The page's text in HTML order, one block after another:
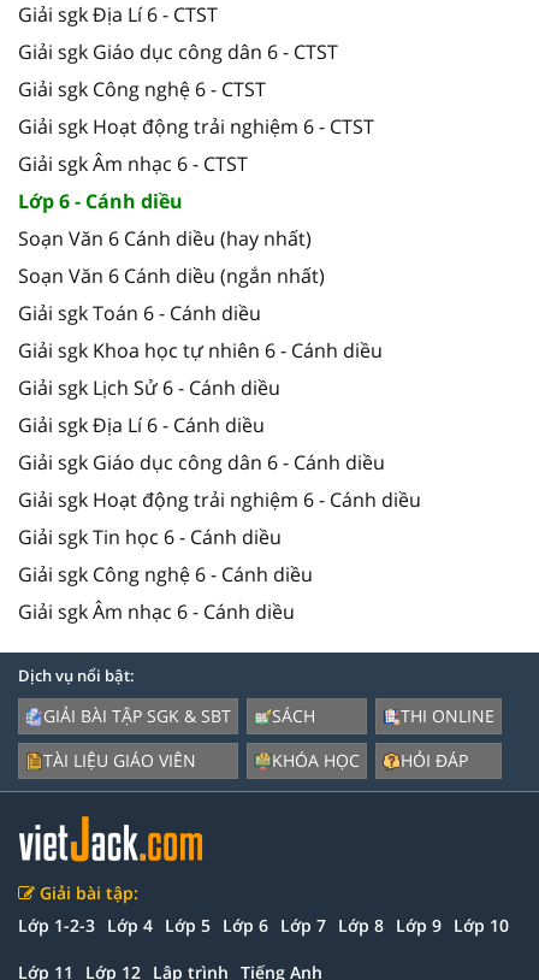
Giải sgk Địa Lí 6 - CTST
Giải sgk Giáo dục công dân 6 - CTST
Giải sgk Công nghệ 6 - CTST
Giải sgk Hoạt động trải nghiệm 6 - CTST
Giải sgk Âm nhạc 6 - CTST
Lớp 6 - Cánh diều
Soạn Văn 6 Cánh diều (hay nhất)
Soạn Văn 6 Cánh diều (ngắn nhất)
Giải sgk Toán 6 - Cánh diều
Giải sgk Khoa học tự nhiên 6 - Cánh diều
Giải sgk Lịch Sử 6 - Cánh diều
Giải sgk Địa Lí 6 - Cánh diều
Giải sgk Giáo dục công dân 6 - Cánh diều
Giải sgk Hoạt động trải nghiệm 6 - Cánh diều
Giải sgk Tin học 6 - Cánh diều
Giải sgk Công nghệ 6 - Cánh diều
Giải sgk Âm nhạc 6 - Cánh diều
Dịch vụ nổi bật:
GIẢI BÀI TẬP SGK & SBT
TÀI LIỆU GIÁO VIÊN
SÁCH
KHÓA HỌC
THI ONLINE
HỎI ĐÁP
Giải bài tập:
Lớp 1-2-3 Lớp 4 Lớp 5 Lớp 6 Lớp 7 Lớp 8 Lớp 9 Lớp 10
Lớp 11 Lớp 12 Lập trình Tiếng Anh